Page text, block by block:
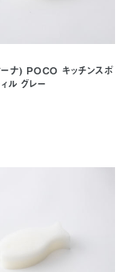
ナ) POCO キッチンスポ
ル グレー